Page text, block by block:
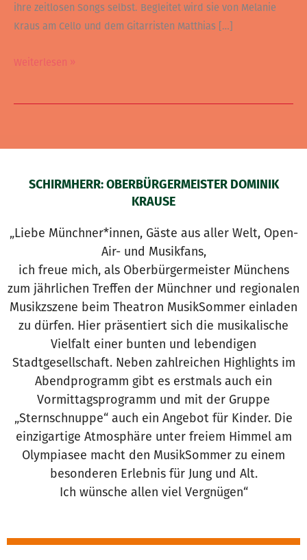
ihre zeitlosen Songs selbst. Begleitet wird sie von Melanie
Kraus am Cello und dem Gitarristen Matthias […]
Weiterlesen »
SCHIRMHERR: OBERBÜRGERMEISTER DOMINIK
KRAUSE
„Liebe Münchner*innen, Gäste aus aller Welt, Open-
Air- und Musikfans,
ich freue mich, als Oberbürgermeister Münchens
zum jährlichen Treffen der Münchner und regionalen
Musikzszene beim Theatron MusikSommer einladen
zu dürfen. Hier präsentiert sich die musikalische
Vielfalt einer bunten und lebendigen
Stadtgesellschaft. Neben zahlreichen Highlights im
Abendprogramm gibt es erstmals auch ein
Vormittagsprogramm und mit der Gruppe
„Sternschnuppe“ auch ein Angebot für Kinder. Die
einzigartige Atmosphäre unter freiem Himmel am
Olympiasee macht den MusikSommer zu einem
besonderen Erlebnis für Jung und Alt.
Ich wünsche allen viel Vergnügen“